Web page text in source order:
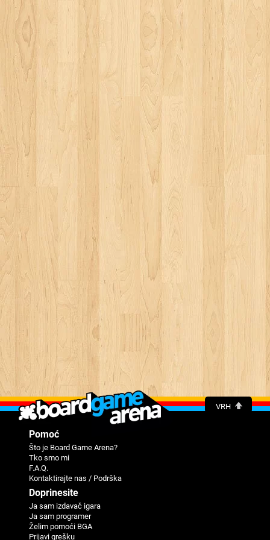
VRH
Pomoć
Što je Board Game Arena?
Tko smo mi
F.A.Q.
Kontaktirajte nas / Podrška
Doprinesite
Ja sam izdavač igara
Ja sam programer
Žеlim pomoći BGA
Priјavi grеšku